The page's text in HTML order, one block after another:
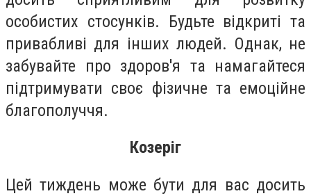
особистих стосунків. Будьте відкриті та
привабливі для інших людей. Однак, не
забувайте про здоров'я та намагайтеся
підтримувати своє фізичне та емоційне
благополуччя.
Козеріг
Цей тиждень може бути для вас досить